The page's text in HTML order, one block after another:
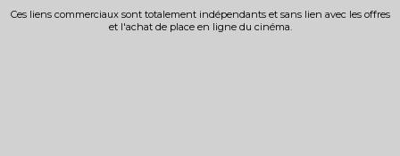
Ces liens commerciaux sont totalement indépendants et sans lien avec les offres
et l'achat de place en ligne du cinéma.